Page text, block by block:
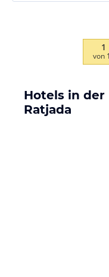
1
von
Hotels in der
Ratjada